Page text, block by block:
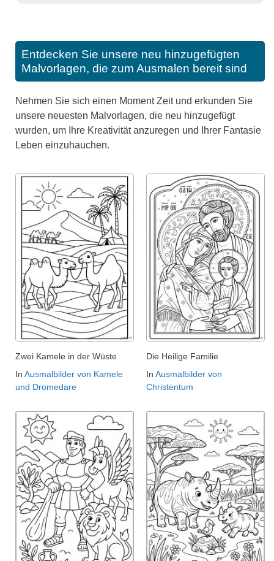
Entdecken Sie unsere neu hinzugefügten
Malvorlagen, die zum Ausmalen bereit sind
Nehmen Sie sich einen Moment Zeit und erkunden Sie
unsere neuesten Malvorlagen, die neu hinzugefügt
wurden, um Ihre Kreativität anzuregen und Ihrer Fantasie
Leben einzuhauchen.
Zwei Kamele in der Wüste
In Ausmalbilder von Kamele
und Dromedare
Die Heilige Familie
In Ausmalbilder von
Christentum